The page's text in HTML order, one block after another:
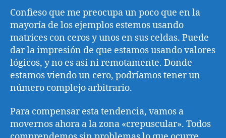
Confieso que me preocupa un poco que en la
mayoría de los ejemplos estemos usando
matrices con ceros y unos en sus celdas. Puede
dar la impresión de que estamos usando valores
lógicos, y no es así ni remotamente. Donde
estamos viendo un cero, podríamos tener un
número complejo arbitrario.
Para compensar esta tendencia, vamos a
movernos ahora a la zona «crepuscular». Todos